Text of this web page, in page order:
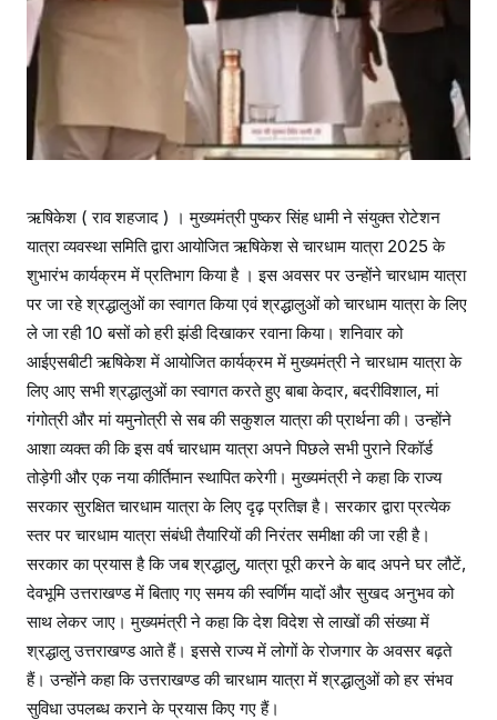
ऋषिकेश ( राव शहजाद ) । मुख्यमंत्री पुष्कर सिंह धामी ने संयुक्त रोटेशन
यात्रा व्यवस्था समिति द्वारा आयोजित ऋषिकेश से चारधाम यात्रा 2025 के
शुभारंभ कार्यक्रम में प्रतिभाग किया है । इस अवसर पर उन्होंने चारधाम यात्रा
पर जा रहे श्रद्धालुओं का स्वागत किया एवं श्रद्धालुओं को चारधाम यात्रा के लिए
ले जा रही 10 बसों को हरी झंडी दिखाकर रवाना किया। शनिवार को
आईएसबीटी ऋषिकेश में आयोजित कार्यक्रम में मुख्यमंत्री ने चारधाम यात्रा के
लिए आए सभी श्रद्धालुओं का स्वागत करते हुए बाबा केदार, बदरीविशाल, मां
गंगोत्री और मां यमुनोत्री से सब की सकुशल यात्रा की प्रार्थना की। उन्होंने
आशा व्यक्त की कि इस वर्ष चारधाम यात्रा अपने पिछले सभी पुराने रिकॉर्ड
तोड़ेगी और एक नया कीर्तिमान स्थापित करेगी। मुख्यमंत्री ने कहा कि राज्य
सरकार सुरक्षित चारधाम यात्रा के लिए दृढ़ प्रतिज्ञ है। सरकार द्वारा प्रत्येक
स्तर पर चारधाम यात्रा संबंधी तैयारियों की निरंतर समीक्षा की जा रही है।
सरकार का प्रयास है कि जब श्रद्धालु, यात्रा पूरी करने के बाद अपने घर लौटें,
देवभूमि उत्तराखण्ड में बिताए गए समय की स्वर्णिम यादों और सुखद अनुभव को
साथ लेकर जाए। मुख्यमंत्री ने कहा कि देश विदेश से लाखों की संख्या में
श्रद्धालु उत्तराखण्ड आते हैं। इससे राज्य में लोगों के रोजगार के अवसर बढ़ते
हैं। उन्होंने कहा कि उत्तराखण्ड की चारधाम यात्रा में श्रद्धालुओं को हर संभव
सुविधा उपलब्ध कराने के प्रयास किए गए हैं।